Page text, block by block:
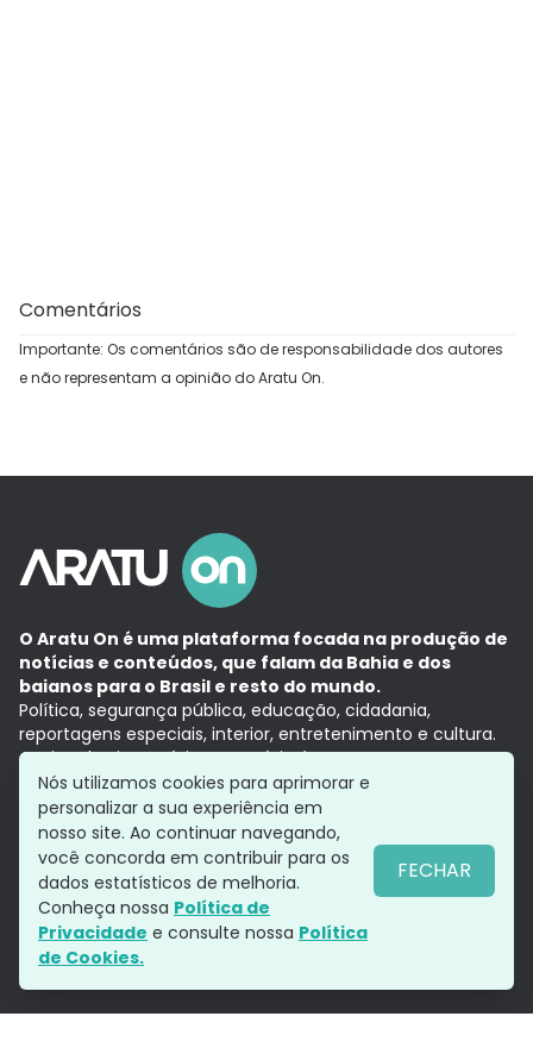
Comentários
Importante: Os comentários são de responsabilidade dos autores
e não representam a opinião do Aratu On.
O Aratu On é uma plataforma focada na produção de
notícias e conteúdos, que falam da Bahia e dos
baianos para o Brasil e resto do mundo.
Política, segurança pública, educação, cidadania,
reportagens especiais, interior, entretenimento e cultura.
Aqui, tudo vira notícia e a notícia é no tempo presente,
com a credibilidade do Grupo Aratu.
Grupo Aratu
Política de privacidade
Siga-nos
Nós utilizamos cookies para aprimorar e
personalizar a sua experiência em
nosso site. Ao continuar navegando,
você concorda em contribuir para os
dados estatísticos de melhoria.
Conheça nossa Política de
Privacidade e consulte nossa Política
de Cookies.
FECHAR